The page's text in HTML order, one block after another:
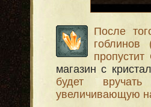
После
магазин с
будет
увеличивающую